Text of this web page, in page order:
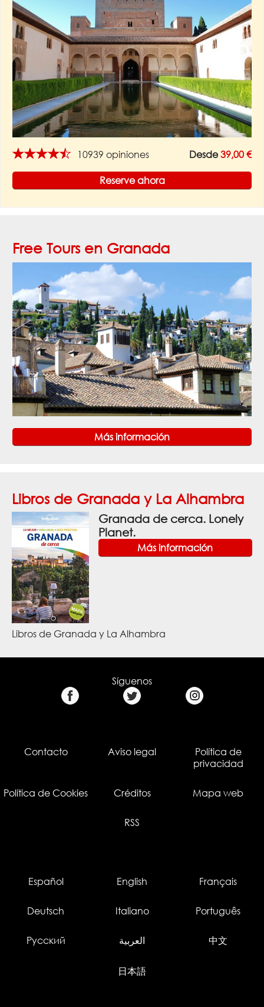
★★★★★ 10939 opiniones Desde39,00 €
Reserve ahora
Free Tours en Granada
Más información
Libros de Granada y La Alhambra
Granada de cerca. Lonely
Planet.
Más información
Libros de Granada y La Alhambra
Síguenos
Contacto Aviso legal
Política de
privacidad
Política de Cookies Créditos Mapa web
RSS
Español English Français
Deutsch Italiano Português
Русский العربية 中文
日本語